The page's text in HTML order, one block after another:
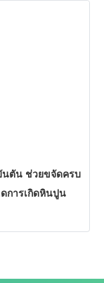
ตัน ช่วยขจัดครบ
การเกิดหินปูน